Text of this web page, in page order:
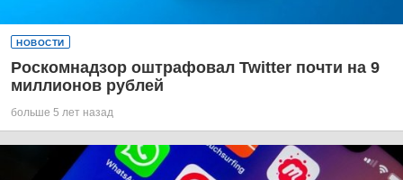
НОВОСТИ
Роскомнадзор оштрафовал Twitter почти на 9
миллионов рублей
больше 5 лет назад